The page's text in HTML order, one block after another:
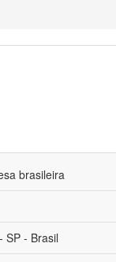
brasileira
SP - Brasil